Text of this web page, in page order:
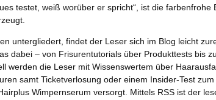
testet, weiß worüber er spricht“, ist die farbenfrohe
untergliedert, findet der Leser sich im Blog leicht
dabei – von Frisurentutorials über Produkttests bis
werden die Leser mit Wissenswertem über
samt Ticketverlosung oder einem Insider-Test zum
Wimpernserum versorgt. Mittels RSS ist der